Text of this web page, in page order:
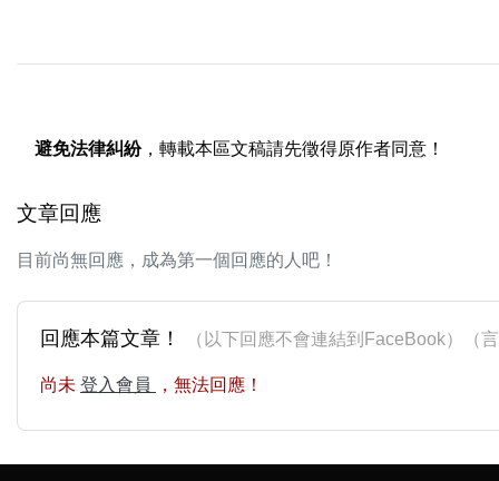
避免法律糾紛，轉載本區文稿請先徵得原作者同意！
文章回應
目前尚無回應，成為第一個回應的人吧！
回應本篇文章！ （以下回應不會連結到FaceBook）（
尚未 登入會員 ，無法回應！